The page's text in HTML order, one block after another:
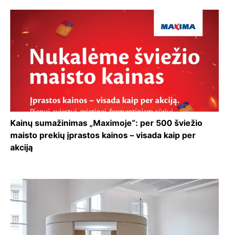
Kainų sumažinimas „Maximoje“: per 500 šviežio
maisto prekių įprastos kainos – visada kaip per
akciją